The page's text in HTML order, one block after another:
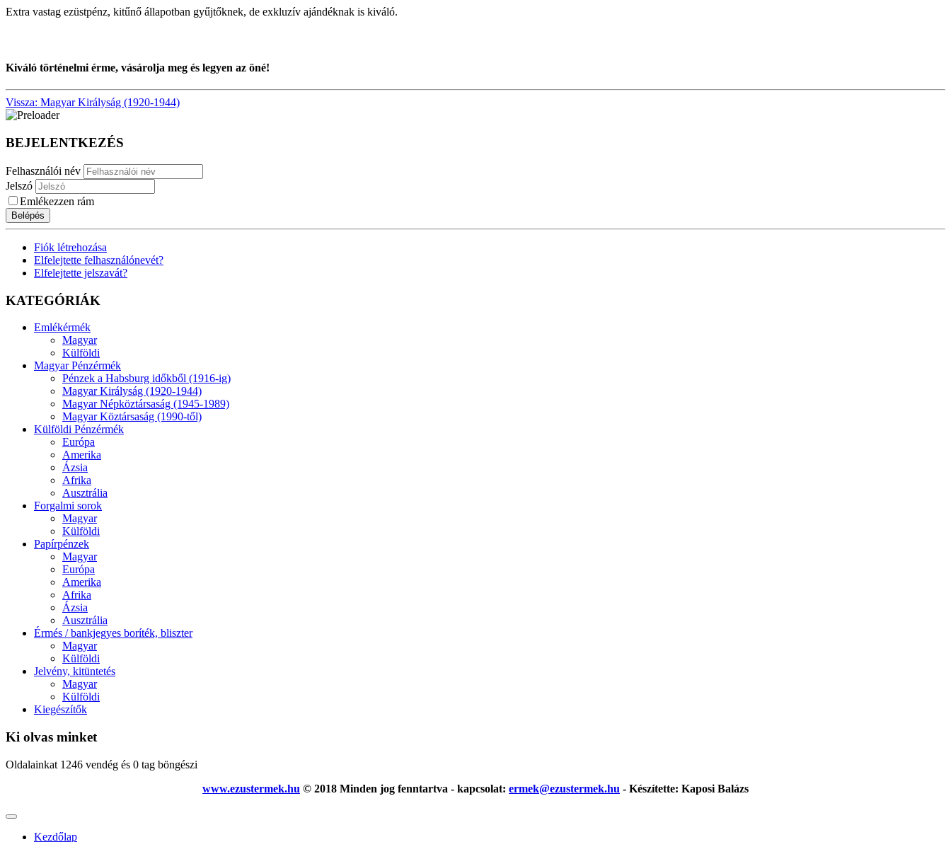
Extra vastag ezüstpénz, kitűnő állapotban gyűjtőknek, de exkluzív ajándéknak is kiváló.
Kiváló történelmi érme, vásárolja meg és legyen az öné!
Vissza: Magyar Királyság (1920-1944)
BEJELENTKEZÉS
Felhasználói név
Jelszó
Emlékezzen rám
Belépés
Fiók létrehozása
Elfelejtette felhasználónevét?
Elfelejtette jelszavát?
KATEGÓRIÁK
Emlékérmék
Magyar
Külföldi
Magyar Pénzérmék
Pénzek a Habsburg időkből (1916-ig)
Magyar Királyság (1920-1944)
Magyar Népköztársaság (1945-1989)
Magyar Köztársaság (1990-től)
Külföldi Pénzérmék
Európa
Amerika
Ázsia
Afrika
Ausztrália
Forgalmi sorok
Magyar
Külföldi
Papírpénzek
Magyar
Európa
Amerika
Afrika
Ázsia
Ausztrália
Érmés / bankjegyes boríték, bliszter
Magyar
Külföldi
Jelvény, kitüntetés
Magyar
Külföldi
Kiegészítők
Ki olvas minket
Oldalainkat 1246 vendég és 0 tag böngészi
www.ezustermek.hu © 2018 Minden jog fenntartva - kapcsolat: ermek@ezustermek.hu - Készítette: Kaposi Balázs
Kezdőlap